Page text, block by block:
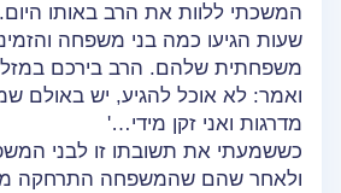
המשכתי ללוות את הרב באותו
שעות הגיעו כמה בני משפחה
משפחתית שלהם. הרב בירכם
ואמר: לא אוכל להגיע, יש באולם
מדרגות ואני זקן מידי…'
כששמעתי את תשובתו זו לבני
ולאחר שהם שהמשפחה התרחקה